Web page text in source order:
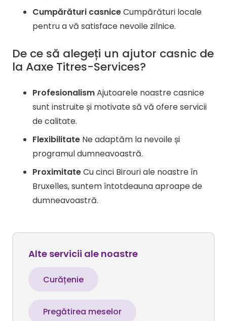
Cumpărături casniceCumpărături locale
pentru a vă satisface nevoile zilnice.
De ce să alegeți un ajutor casnic de
la Aaxe Titres-Services?
ProfesionalismAjutoarele noastre casnice
sunt instruite și motivate să vă ofere servicii
de calitate.
Flexibilitate Ne adaptăm la nevoile și
programul dumneavoastră.
ProximitateCu cinci Birouri ale noastre în
Bruxelles, suntem întotdeauna aproape de
dumneavoastră.
Alte servicii ale noastre
Curățenie
Pregătirea meselor